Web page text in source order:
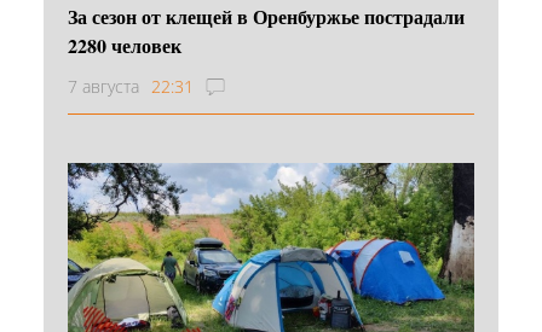
За сезон от клещей в Оренбуржье пострадали
2280 человек
7 августа 22:31